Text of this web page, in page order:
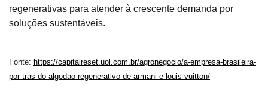
regenerativas para atender à crescente demanda por
soluções sustentáveis.
Fonte: https://capitalreset.uol.com.br/agronegocio/a-empresa-brasileira-
por-tras-do-algodao-regenerativo-de-armani-e-louis-vuitton/